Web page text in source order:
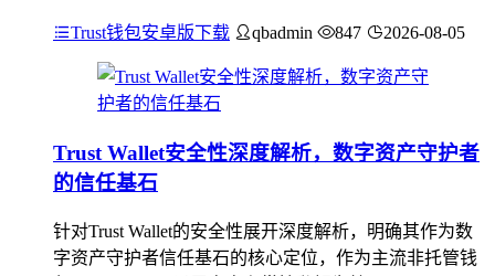
Trust钱包安卓版下载 qbadmin 847 2026-08-05
Trust Wallet安全性深度解析，数字资产守护者
的信任基石
针对Trust Wallet的安全性展开深度解析，明确其作为数
字资产守护者信任基石的核心定位，作为主流非托管钱